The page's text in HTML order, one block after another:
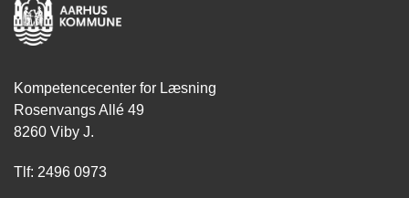
Kompetencecenter for Læsning
Rosenvangs Allé 49
8260 Viby J.
Tlf: 2496 0973